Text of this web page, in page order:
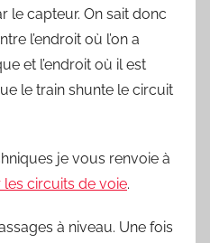
le capteur. On sait donc
l’endroit où l’on a
et l’endroit où il est
le train shunte le circuit
je vous renvoie à
les circuits de voie.
à niveau. Une fois